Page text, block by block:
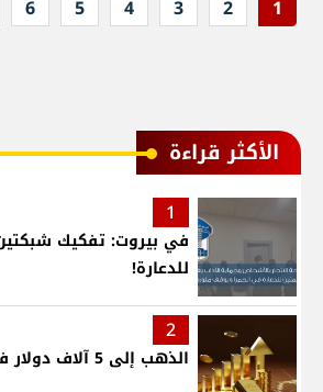
1
2
3
4
5
6
الأكثر قراءة
1
في بيروت: تفكيك
للدعارة!
2
الذهب إلى 5 آلاف دولار في 2027؟